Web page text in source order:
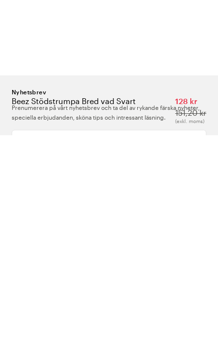
Beez Stödstrumpa Bred vad Svart
128 kr
151,20 kr
(exkl. moms)
Nyhetsbrev
Prenumerera på vårt nyhetsbrev och ta del av rykande färska nyheter,
speciella erbjudanden, sköna tips och intressant läsning.
Ange din e-postadress